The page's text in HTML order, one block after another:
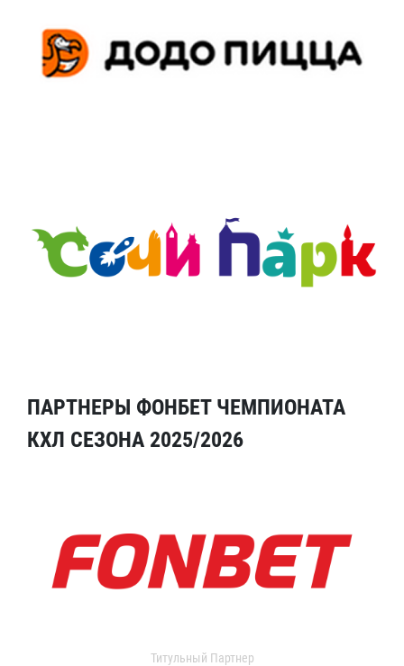
ПАРТНЕРЫ ФОНБЕТ ЧЕМПИОНАТА
КХЛ СЕЗОНА 2025/2026
Титульный Партнер